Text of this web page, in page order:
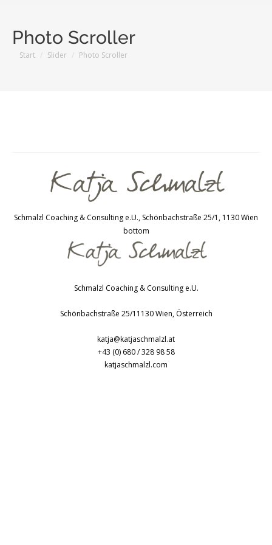
Photo Scroller
Sie befinden sich hier:
Start Slider Photo Scroller
Schmalzl Coaching & Consulting e.U., Schönbachstraße 25/1, 1130 Wien
bottom
Schmalzl Coaching & Consulting e.U.
Schönbachstraße 25/1 1130 Wien, Österreich
katja@katjaschmalzl.at
+43 (0) 680 / 328 98 58
katjaschmalzl.com